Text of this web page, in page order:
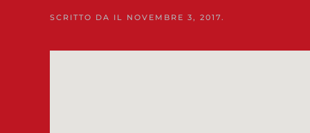
SCRITTO DA IL NOVEMBRE 3, 2017.